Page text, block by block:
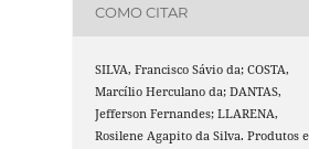
COMO CITAR
SILVA, Francisco Sávio da; COSTA,
Marcílio Herculano da; DANTAS,
Jefferson Fernandes; LLARENA,
Rosilene Agapito da Silva. Produtos e